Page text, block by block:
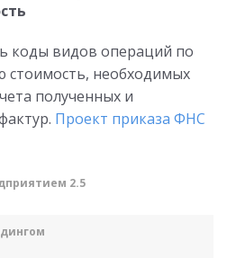
коды видов операций по
стоимость, необходимых
полученных и
Проект приказа ФНС
2.5